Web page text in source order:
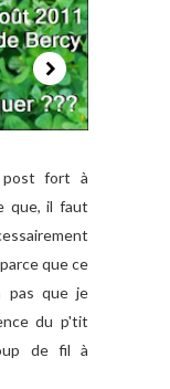
post fort à
que, il faut
que ce
pas que je
du p'tit
de fil à